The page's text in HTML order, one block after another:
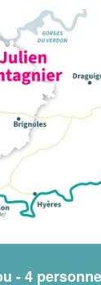
- 4